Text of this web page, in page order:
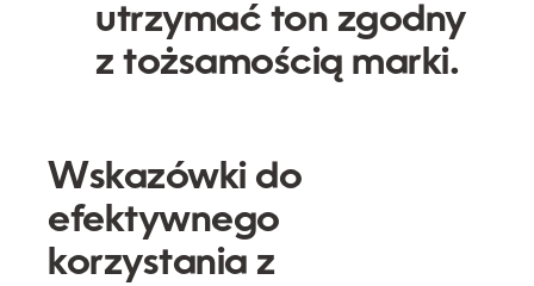
utrzymać ton zgodny
z tożsamością marki.
Wskazówki do
efektywnego
korzystania z